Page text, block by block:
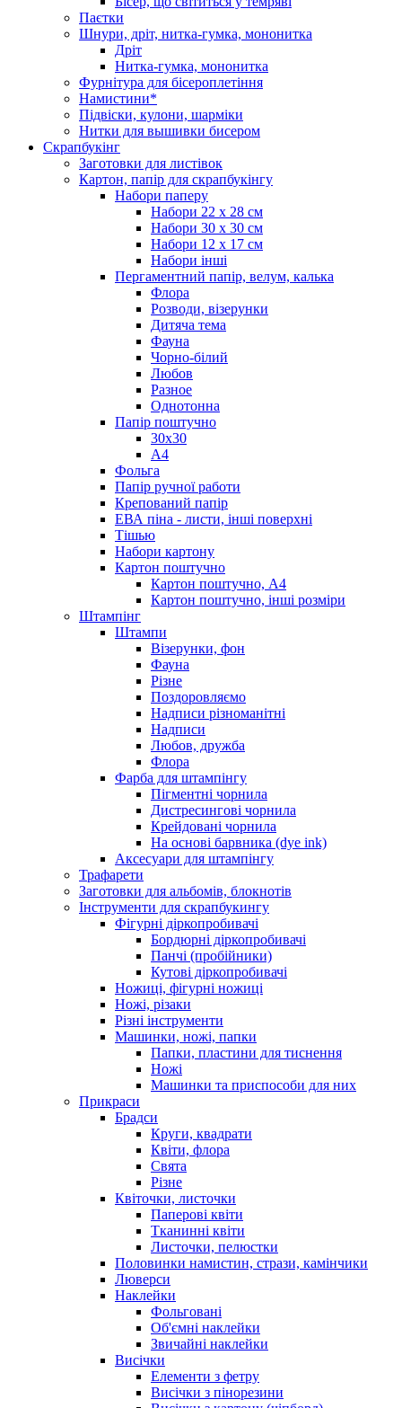
Паєтки
Шнури, дріт, нитка-гумка, мононитка
Дріт
Нитка-гумка, мононитка
Фурнітура для бісероплетіння
Намистини*
Підвіски, кулони, шарміки
Нитки для вышивки бисером
Скрапбукінг
Заготовки для листівок
Картон, папір для скрапбукінгу
Набори паперу
Набори 22 х 28 см
Набори 30 х 30 см
Набори 12 х 17 см
Набори інші
Пергаментний папір, велум, калька
Флора
Розводи, візерунки
Дитяча тема
Фауна
Чорно-білий
Любов
Разное
Однотонна
Папір поштучно
30х30
А4
Фольга
Папір ручної работи
Крепований папір
ЕВА піна - листи, інші поверхні
Тішью
Набори картону
Картон поштучно
Картон поштучно, А4
Картон поштучно, інші розміри
Штампінг
Штампи
Візерунки, фон
Фауна
Різне
Поздоровляємо
Надписи різноманітні
Надписи
Любов, дружба
Флора
Фарба для штампінгу
Пігментні чорнила
Дистресингові чорнила
Крейдовані чорнила
На основі барвника (dye ink)
Аксесуари для штампінгу
Трафарети
Заготовки для альбомів, блокнотів
Інструменти для скрапбукингу
Фігурні діркопробивачі
Бордюрні діркопробивачі
Панчі (пробійники)
Кутові діркопробивачі
Ножиці, фігурні ножиці
Ножі, різаки
Різні інструменти
Машинки, ножі, папки
Папки, пластини для тиснення
Ножі
Машинки та приспособи для них
Прикраси
Брадси
Круги, квадрати
Квіти, флора
Свята
Різне
Квіточки, листочки
Паперові квіти
Тканинні квіти
Листочки, пелюстки
Половинки намистин, стрази, камінчики
Люверси
Наклейки
Фольговані
Об'ємні наклейки
Звичайні наклейки
Висічки
Елементи з фетру
Висічки з пінорезини